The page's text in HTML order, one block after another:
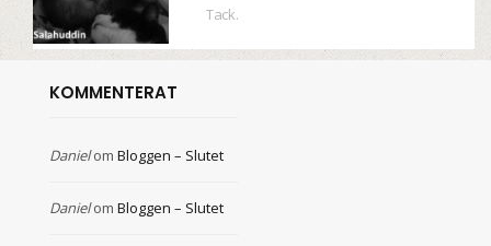
Tack.
KOMMENTERAT
Danielom Bloggen – Slutet
Danielom Bloggen – Slutet